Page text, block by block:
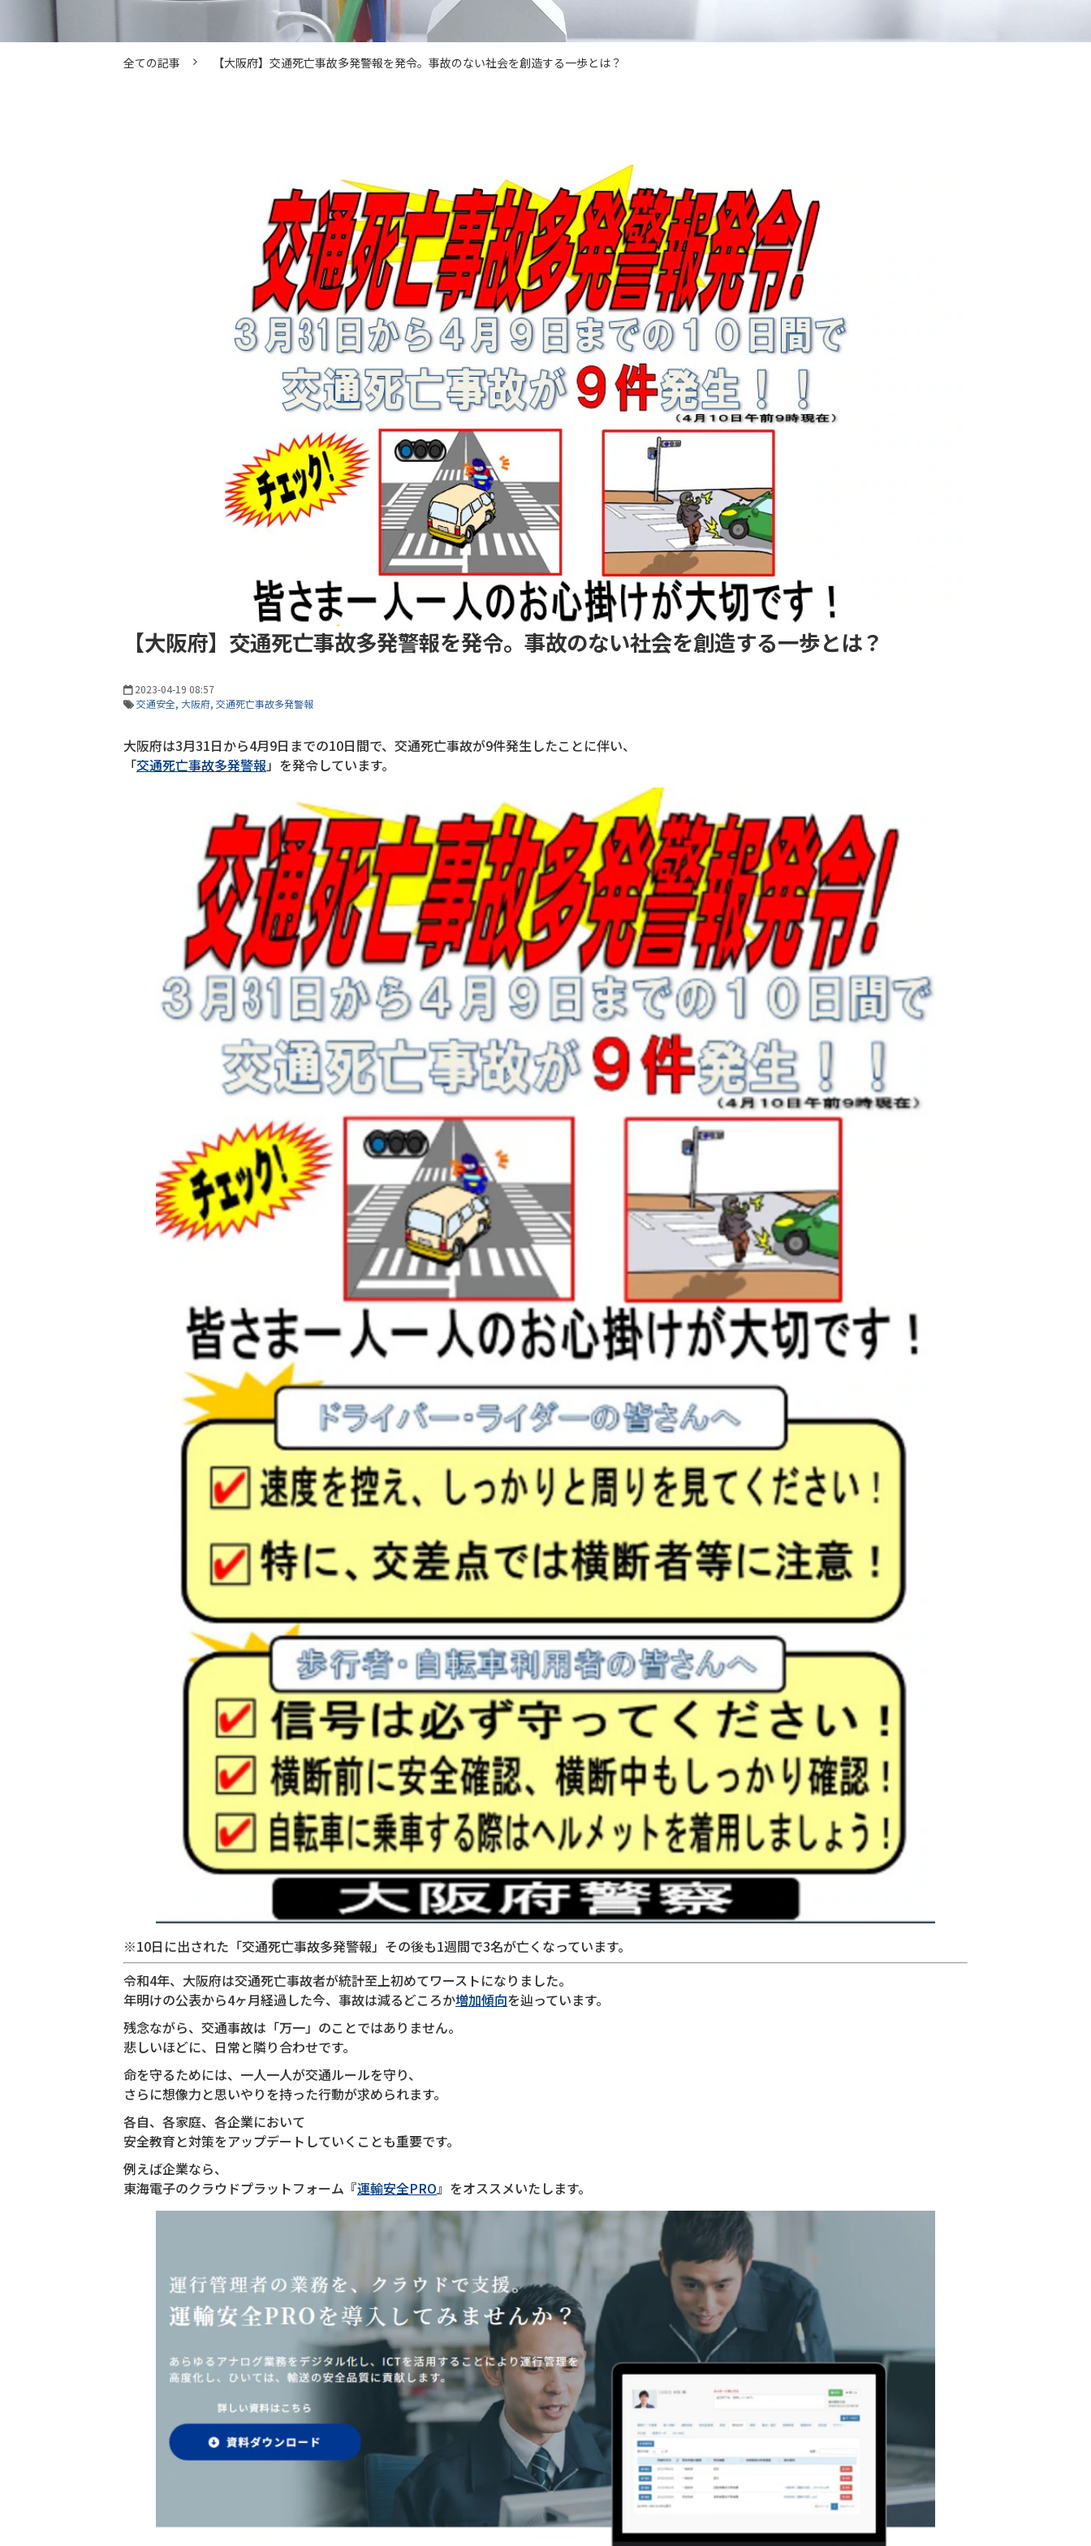
全ての記事 【大阪府】交通死亡事故多発警報を発令。事故のない社会を創造する一歩とは？
【大阪府】交通死亡事故多発警報を発令。事故のない社会を創造する一歩とは？
2023-04-19 08:57
交通安全 大阪府 交通死亡事故多発警報
大阪府は3月31日から4月9日までの10日間で、交通死亡事故が9件発生したことに伴い、
「交通死亡事故多発警報」を発令しています。
※10日に出された「交通死亡事故多発警報」その後も1週間で3名が亡くなっています。
令和4年、大阪府は交通死亡事故者が統計至上初めてワーストになりました。
年明けの公表から4ヶ月経過した今、事故は減るどころか増加傾向を辿っています。
残念ながら、交通事故は「万一」のことではありません。
悲しいほどに、日常と隣り合わせです。
命を守るためには、一人一人が交通ルールを守り、
さらに想像力と思いやりを持った行動が求められます。
各自、各家庭、各企業において
安全教育と対策をアップデートしていくことも重要です。
例えば企業なら、
東海電子のクラウドプラットフォーム『運輸安全PRO』をオススメいたします。